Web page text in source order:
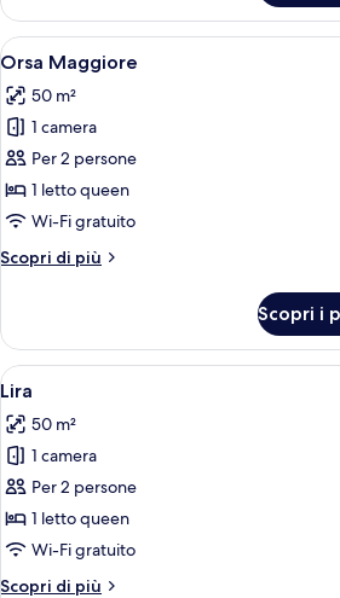
-
Andromeda
Apri
tutte
le
foto
per
Orsa
Maggiore
Una
14
Orsa Maggiore
50 m²
1 camera
Per 2 persone
1 letto queen
Wi-Fi gratuito
Scopri di più
Altri
Maggiore
Scopri i
Apri
tutte
le
foto
per
Lira
Una
14
Lira
50 m²
1 camera
Per 2 persone
1 letto queen
Wi-Fi gratuito
Scopri di più
Altri